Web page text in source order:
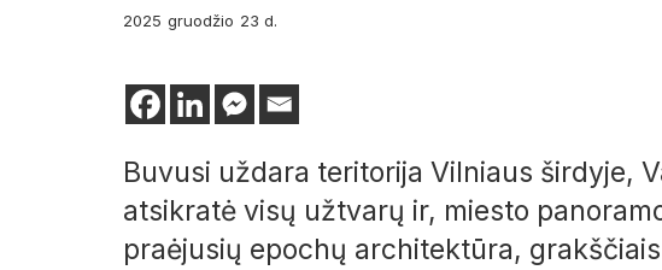
2025 gruodžio 23 d.
Buvusi uždara teritorija Vilniaus širdyje,
atsikratė visų užtvarų ir, miesto
praėjusių epochų architektūra,